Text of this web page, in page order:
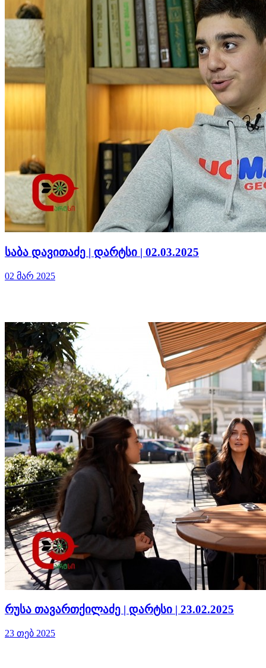
საბა დავითაძე | დარტსი | 02.03.2025
02 მარ 2025
რუსა თავართქილაძე | დარტსი | 23.02.2025
23 თებ 2025